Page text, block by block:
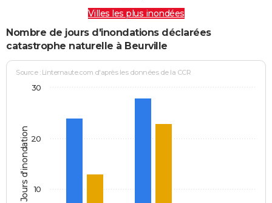
Villes les plus inondées
Nombre de jours d'inondations déclarées
catastrophe naturelle à Beurville
Jours d'inondation
Source : Linternaute.com d'après les données de la CCR
10
20
30